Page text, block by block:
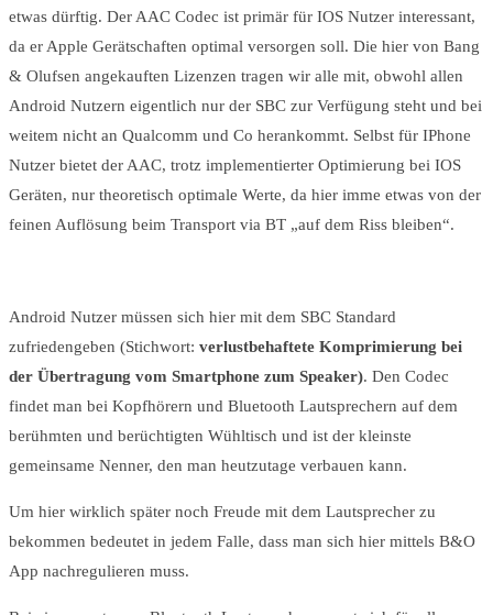
etwas dürftig. Der AAC Codec ist primär für IOS Nutzer interessant,
da er Apple Gerätschaften optimal versorgen soll. Die hier von Bang
& Olufsen angekauften Lizenzen tragen wir alle mit, obwohl allen
Android Nutzern eigentlich nur der SBC zur Verfügung steht und bei
weitem nicht an Qualcomm und Co herankommt. Selbst für IPhone
Nutzer bietet der AAC, trotz implementierter Optimierung bei IOS
Geräten, nur theoretisch optimale Werte, da hier imme etwas von der
feinen Auflösung beim Transport via BT „auf dem Riss bleiben“.
Android Nutzer müssen sich hier mit dem SBC Standard
zufriedengeben (Stichwort: verlustbehaftete Komprimierung bei
der Übertragung vom Smartphone zum Speaker). Den Codec
findet man bei Kopfhörern und Bluetooth Lautsprechern auf dem
berühmten und berüchtigten Wühltisch und ist der kleinste
gemeinsame Nenner, den man heutzutage verbauen kann.
Um hier wirklich später noch Freude mit dem Lautsprecher zu
bekommen bedeutet in jedem Falle, dass man sich hier mittels B&O
App nachregulieren muss.